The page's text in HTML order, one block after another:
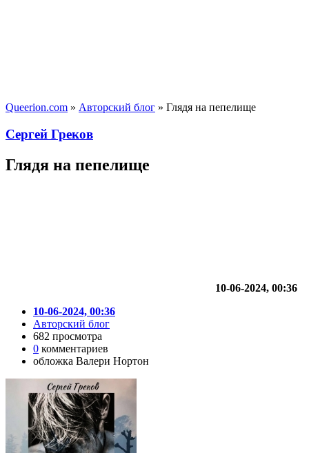
Queerion.com » Авторский блог » Глядя на пепелище
Сергей Греков
Глядя на пепелище
10-06-2024, 00:36
10-06-2024, 00:36
Авторский блог
682 просмотра
0 комментариев
обложка Валери Нортон